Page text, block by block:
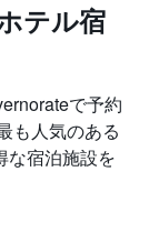
テル宿
で予約
も人気のある
な宿泊施設を